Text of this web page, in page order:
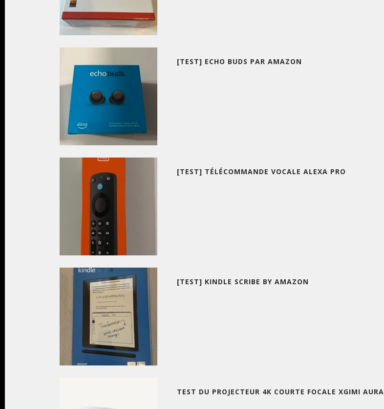
[TEST] ECHO BUDS PAR AMAZON
[TEST] TÉLÉCOMMANDE VOCALE ALEXA PRO
[TEST] KINDLE SCRIBE BY AMAZON
TEST DU PROJECTEUR 4K COURTE FOCALE XGIMI AURA